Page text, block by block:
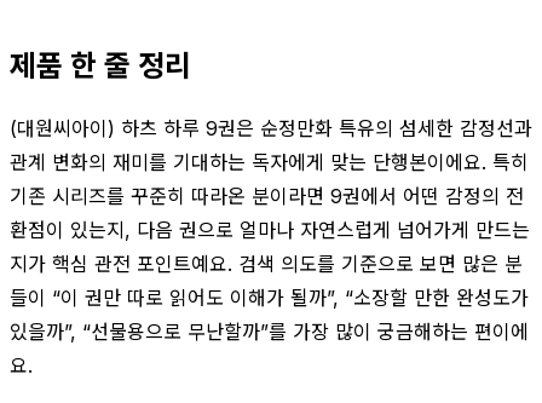
제품 한 줄 정리
(대원씨아이) 하츠 하루 9권은 순정만화 특유의 섬세한 감정선과
관계 변화의 재미를 기대하는 독자에게 맞는 단행본이에요. 특히
기존 시리즈를 꾸준히 따라온 분이라면 9권에서 어떤 감정의 전
환점이 있는지, 다음 권으로 얼마나 자연스럽게 넘어가게 만드는
지가 핵심 관전 포인트예요. 검색 의도를 기준으로 보면 많은 분
들이 “이 권만 따로 읽어도 이해가 될까”, “소장할 만한 완성도가
있을까”, “선물용으로 무난할까”를 가장 많이 궁금해하는 편이에
요.